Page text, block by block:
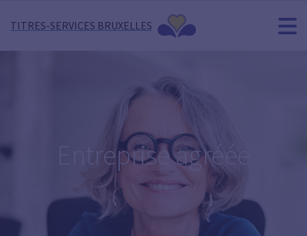
TITRES-SERVICES BRUXELLES
Entreprise agréée